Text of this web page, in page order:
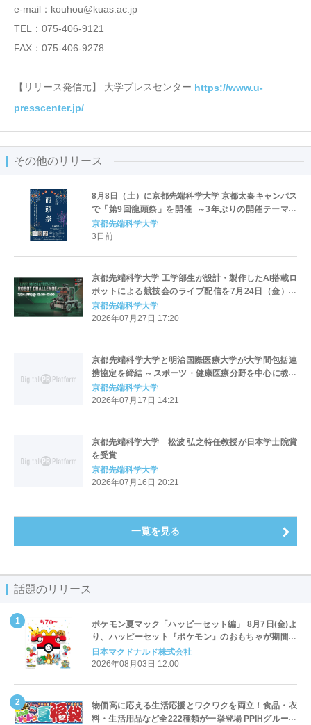
e-mail：kouhou@kuas.ac.jp
TEL：075-406-9121
FAX：075-406-9278
【リリース発信元】 大学プレスセンター https://www.u-
presscenter.jp/
その他のリリース
8月8日（土）に京都先端科学大学 京都太秦キャンパス
で「第9回龍頭祭」を開催 ～3年ぶりの開催テーマは
「夏祭り」 地域マルシェや盆踊りなど多彩な企画を実
施～
京都先端科学大学
3日前
京都先端科学大学 工学部生が設計・製作したAI搭載ロ
ボットによる競技会のライブ配信を7月24日（金）に
実施
京都先端科学大学
2026年07月27日 17:20
京都先端科学大学と明治国際医療大学が大学間包括連
携協定を締結 ～スポーツ・健康医療分野を中心に教育
研究連携を推進～
京都先端科学大学
2026年07月17日 14:21
京都先端科学大学 松波 弘之特任教授が日本学士院賞
を受賞
京都先端科学大学
2026年07月16日 20:21
一覧を見る
話題のリリース
ポケモン夏マック「ハッピーセット編」 8月7日(金)よ
り、ハッピーセット『ポケモン』のおもちゃが期間限
定登場
日本マクドナルド株式会社
2026年08月03日 12:00
物価高に応える生活応援とワクワクを両立！食品・衣
料・生活用品など全222種類が一挙登場 PPIHグループ